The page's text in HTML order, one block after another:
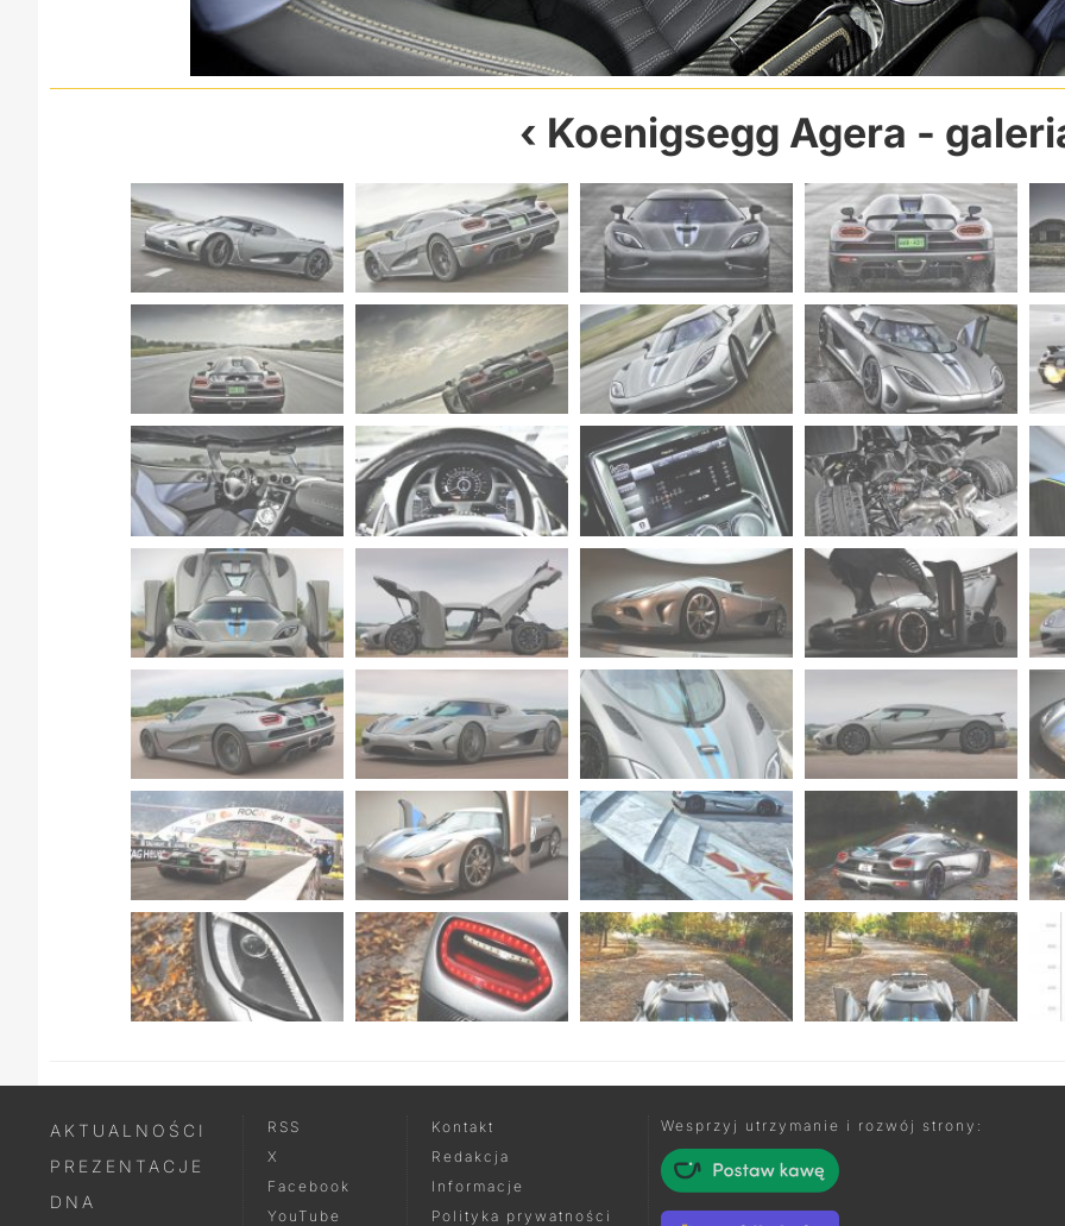
Koenigsegg Agera -
AKTUALNOŚCI
PREZENTACJE
DNA
RSS
X
Facebook
YouTube
Kontakt
Redakcja
Informacje
Polityka prywatności
Wesprzyj utrzymanie i rozwój strony: